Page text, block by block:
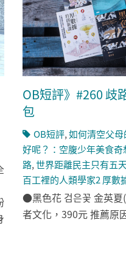
OB短評》#260 歧
包
OB短評,如何清空父母
好呢？：空腹少年美食奇
路,世界距離民主只有五
百工裡的人類學家2 厚數
●黑色花 검은꽃 金英夏
者文化，390元 推薦